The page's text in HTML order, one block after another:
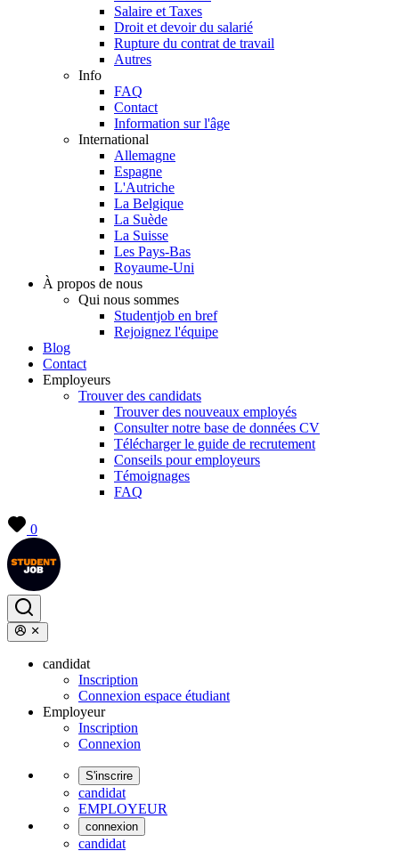
Salaire et Taxes
Droit et devoir du salarié
Rupture du contrat de travail
Autres
Info
FAQ
Contact
Information sur l'âge
International
Allemagne
Espagne
L'Autriche
La Belgique
La Suède
La Suisse
Les Pays-Bas
Royaume-Uni
À propos de nous
Qui nous sommes
Studentjob en bref
Rejoignez l'équipe
Blog
Contact
Employeurs
Trouver des candidats
Trouver des nouveaux employés
Consulter notre base de données CV
Télécharger le guide de recrutement
Conseils pour employeurs
Témoignages
FAQ
0
candidat
Inscription
Connexion espace étudiant
Employeur
Inscription
Connexion
S'inscrire
candidat
EMPLOYEUR
connexion
candidat